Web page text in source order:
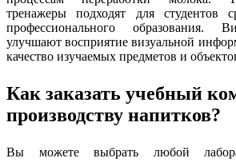
тренажеры подходят для студентов
профессионального образования.
улучшают восприятие визуальной
качество изучаемых предметов и
Как заказать учебный
производству напитков?
Вы можете выбрать любой